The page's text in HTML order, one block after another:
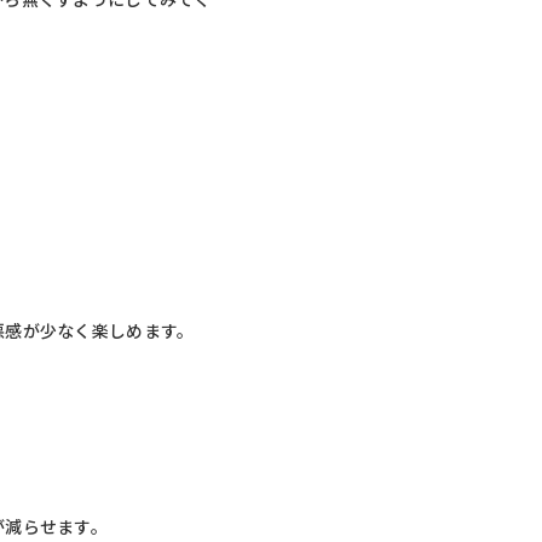
が少なく楽しめます。
らせます。